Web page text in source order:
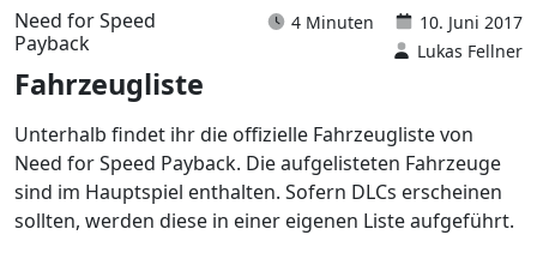
Need for Speed
Payback
4 Minuten
10. Juni 2017
Lukas Fellner
Fahrzeugliste
Unterhalb findet ihr die offizielle Fahrzeugliste von
Need for Speed Payback. Die aufgelisteten Fahrzeuge
sind im Hauptspiel enthalten. Sofern DLCs erscheinen
sollten, werden diese in einer eigenen Liste aufgeführt.